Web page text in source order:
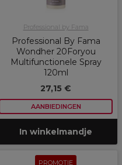
Professional by Fama
Professional By Fama
Wondher 20Foryou
Multifunctionele Spray
120ml
27,15 €
AANBIEDINGEN
In winkelmandje
PROMOTIE